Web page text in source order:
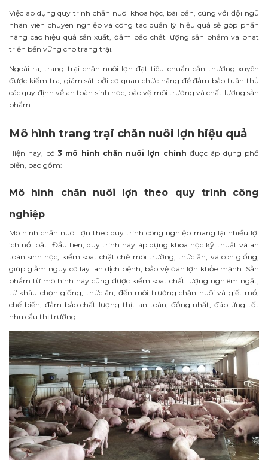
Việc áp dụng quy trình chăn nuôi khoa học, bài bản, cùng với đội ngũ
nhân viên chuyên nghiệp và công tác quản lý hiệu quả sẽ góp phần
nâng cao hiệu quả sản xuất, đảm bảo chất lượng sản phẩm và phát
triển bền vững cho trang trại.
Ngoài ra, trang trại chăn nuôi lợn đạt tiêu chuẩn cần thường xuyên
được kiểm tra, giám sát bởi cơ quan chức năng để đảm bảo tuân thủ
các quy định về an toàn sinh học, bảo vệ môi trường và chất lượng sản
phẩm.
Mô hình trang trại chăn nuôi lợn hiệu quả
Hiện nay, có3 mô hình chăn nuôi lợn chính được áp dụng phổ
biến, bao gồm:
Mô hình chăn nuôi lợn theo quy trình công
nghiệp
Mô hình chăn nuôi lợn theo quy trình công nghiệp mang lại nhiều lợi
ích nổi bật. Đầu tiên, quy trình này áp dụng khoa học kỹ thuật và an
toàn sinh học, kiểm soát chặt chẽ môi trường, thức ăn, và con giống,
giúp giảm nguy cơ lây lan dịch bệnh, bảo vệ đàn lợn khỏe mạnh. Sản
phẩm từ mô hình này cũng được kiểm soát chất lượng nghiêm ngặt,
từ khâu chọn giống, thức ăn, đến môi trường chăn nuôi và giết mổ,
chế biến, đảm bảo chất lượng thịt an toàn, đồng nhất, đáp ứng tốt
nhu cầu thị trường.